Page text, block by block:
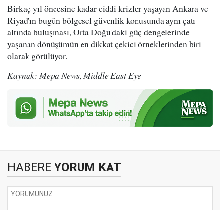
Birkaç yıl öncesine kadar ciddi krizler yaşayan Ankara ve
Riyad'ın bugün bölgesel güvenlik konusunda aynı çatı
altında buluşması, Orta Doğu'daki güç dengelerinde
yaşanan dönüşümün en dikkat çekici örneklerinden biri
olarak görülüyor.
Kaynak: Mepa News, Middle East Eye
HABERE YORUM KAT